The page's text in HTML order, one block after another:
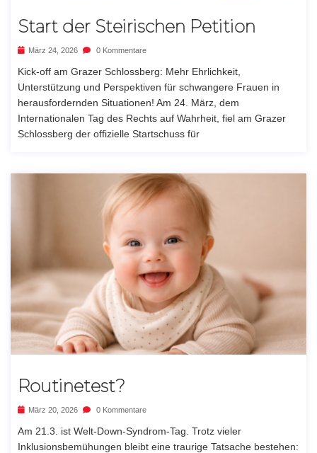
Start der Steirischen Petition
März 24, 2026 0 Kommentare
Kick-off am Grazer Schlossberg: Mehr Ehrlichkeit,
Unterstützung und Perspektiven für schwangere Frauen in
herausfordernden Situationen! Am 24. März, dem
Internationalen Tag des Rechts auf Wahrheit, fiel am Grazer
Schlossberg der offizielle Startschuss für
Routinetest?
März 20, 2026 0 Kommentare
Am 21.3. ist Welt-Down-Syndrom-Tag. Trotz vieler
Inklusionsbemühungen bleibt eine traurige Tatsache bestehen: